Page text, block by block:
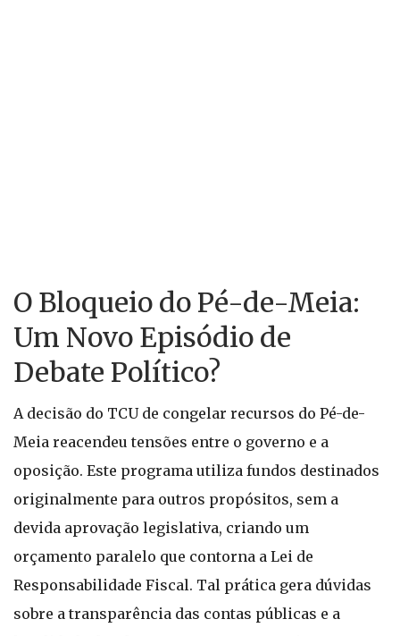
O Bloqueio do Pé-de-Meia:
Um Novo Episódio de
Debate Político?
A decisão do TCU de congelar recursos do Pé-de-
Meia reacendeu tensões entre o governo e a
oposição. Este programa utiliza fundos destinados
originalmente para outros propósitos, sem a
devida aprovação legislativa, criando um
orçamento paralelo que contorna a Lei de
Responsabilidade Fiscal. Tal prática gera dúvidas
sobre a transparência das contas públicas e a